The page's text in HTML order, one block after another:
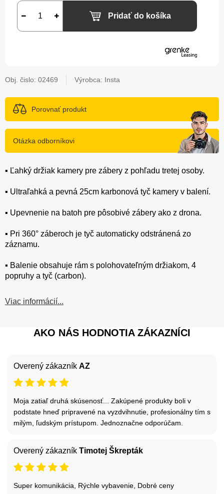
Pridať do košíka
Obj. čislo: 02469 Výrobca: Insta
Porovnať produkt
Otázka odborníkovi
▪️ Ľahký držiak kamery pre zábery z pohľadu tretej osoby.
▪️ Ultraľahká a pevná 25cm karbonová tyč kamery v balení.
▪️ Upevnenie na batoh pre pôsobivé zábery ako z drona.
▪️ Pri 360° záberoch je tyč automaticky odstránená zo
záznamu.
▪️ Balenie obsahuje rám s polohovateľným držiakom, 4
popruhy a tyč (carbon).
Viac informácií...
AKO NÁS HODNOTIA ZÁKAZNÍCI
Overený zákazník AZ
Moja zatiaľ druhá skúsenosť... Zakúpené produkty boli v
podstate hneď pripravené na vyzdvihnutie, profesionálny tím s
milým, ľudským prístupom. Jednoznačne odporúčam.
Overený zákazník Timotej Škrepták
Super komunikácia, Rýchle vybavenie, Dobré ceny